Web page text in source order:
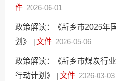
建议提案办理
统计信息
应急管理
稳岗就业
安全生产
件 2026-06-01
政策解读：《新乡市2026年
划》
|文件 2026-05-06
政策解读：《新乡市煤炭行
行动计划》
|文件 2026-03-03